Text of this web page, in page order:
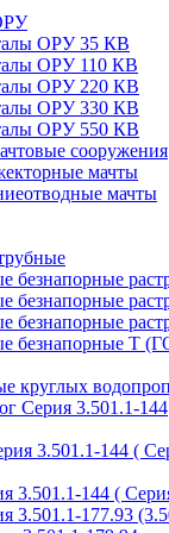
ОРУ 35 КВ
ОРУ 110 КВ
ОРУ 220 КВ
ОРУ 330 КВ
ОРУ 550 КВ
сооружения
мачты
мачты
безнапорные
безнапорные
безнапорные
безнапорные Т
круглых
Серия 3.501.1-144
3.501.1-144 (
3.501.1-144 (
3.501.1-177.93